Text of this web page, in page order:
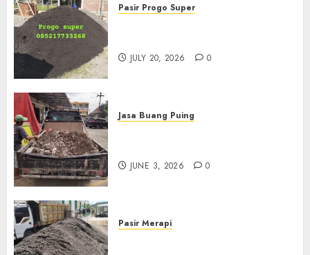
Pasir Progo Super
JULY 20, 2026 0
Jasa Buang Puing
JUNE 3, 2026 0
Pasir Merapi